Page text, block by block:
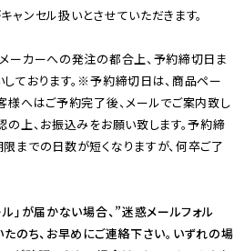
ンセル扱いとさせていただきます。
カーへの発注の都合上、予約締切日ま
ております。※予約締切日は、商品ペー
様へはご予約完了後、メールでご案内致し
の上、お振込みをお願い致します。予約締
までの日数が短くなりますが、何卒ご了
」が届かない場合、”迷惑メールフォル
のち、お早めにご連絡下さい。いずれの場